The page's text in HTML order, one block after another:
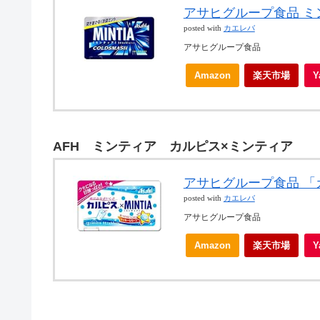
アサヒグループ食品
posted with カエレバ
アサヒグループ食品
Amazon 楽天市場
AFH ミンティア カルピス×ミンティア
アサヒグループ食品
posted with カエレバ
アサヒグループ食品
Amazon 楽天市場